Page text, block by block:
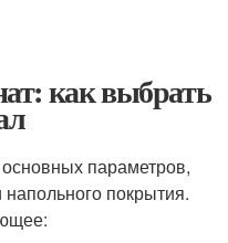
как выбрать
параметров,
покрытия.